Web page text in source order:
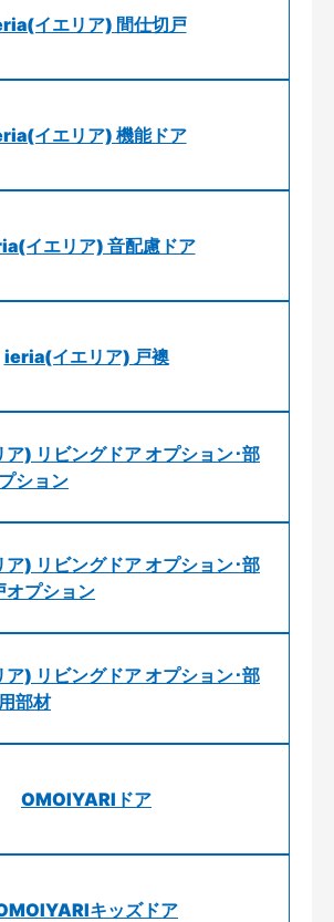
イエリア) 間仕切戸
イエリア) 機能ドア
イエリア) 音配慮ドア
ieria(イエリア) 戸襖
) リビングドア オプション･部
ション
) リビングドア オプション･部
オプション
) リビングドア オプション･部
部材
OMOIYARIドア
キッズドア